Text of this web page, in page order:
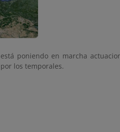
poniendo en marcha
los temporales.